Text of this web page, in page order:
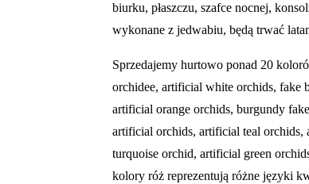
biurku, płaszczu, szafce nocnej,
wykonane z jedwabiu, będą trwać
Sprzedajemy hurtowo ponad 20
orchidee, artificial white orchids, fake
artificial orange orchids, burgundy fake
artificial orchids, artificial teal orchids,
turquoise orchid, artificial green orchid
kolory róż reprezentują różne języki